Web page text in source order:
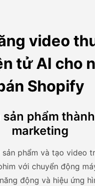
video
tử AI cho
Shopify
sản phẩm
marketing
sản phẩm và tạo video
với chuyển động
động và hiệu ứng